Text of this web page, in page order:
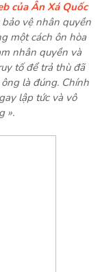
của Ân Xá Quốc
bảo vệ nhân quyền
một cách ôn hòa
nhân quyền và
tố để trả thù đã
là đúng. Chính
lập tức và vô
».